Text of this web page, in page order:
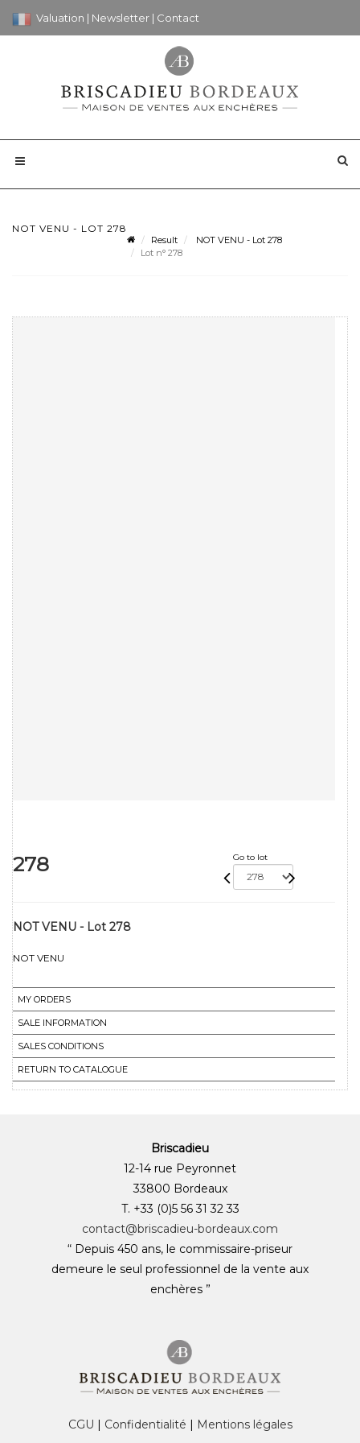
Valuation | Newsletter | Contact
NOT VENU - LOT 278
Result
NOT VENU - Lot 278
Lot n° 278
278 Go to lot
NOT VENU - Lot 278
NOT VENU
MY ORDERS
SALE INFORMATION
SALES CONDITIONS
RETURN TO CATALOGUE
Briscadieu
12-14 rue Peyronnet
33800 Bordeaux
T. +33 (0)5 56 31 32 33
contact@briscadieu-bordeaux.com
“ Depuis 450 ans, le commissaire-priseur
demeure le seul professionnel de la vente aux
enchères ”
CGU | Confidentialité | Mentions légales